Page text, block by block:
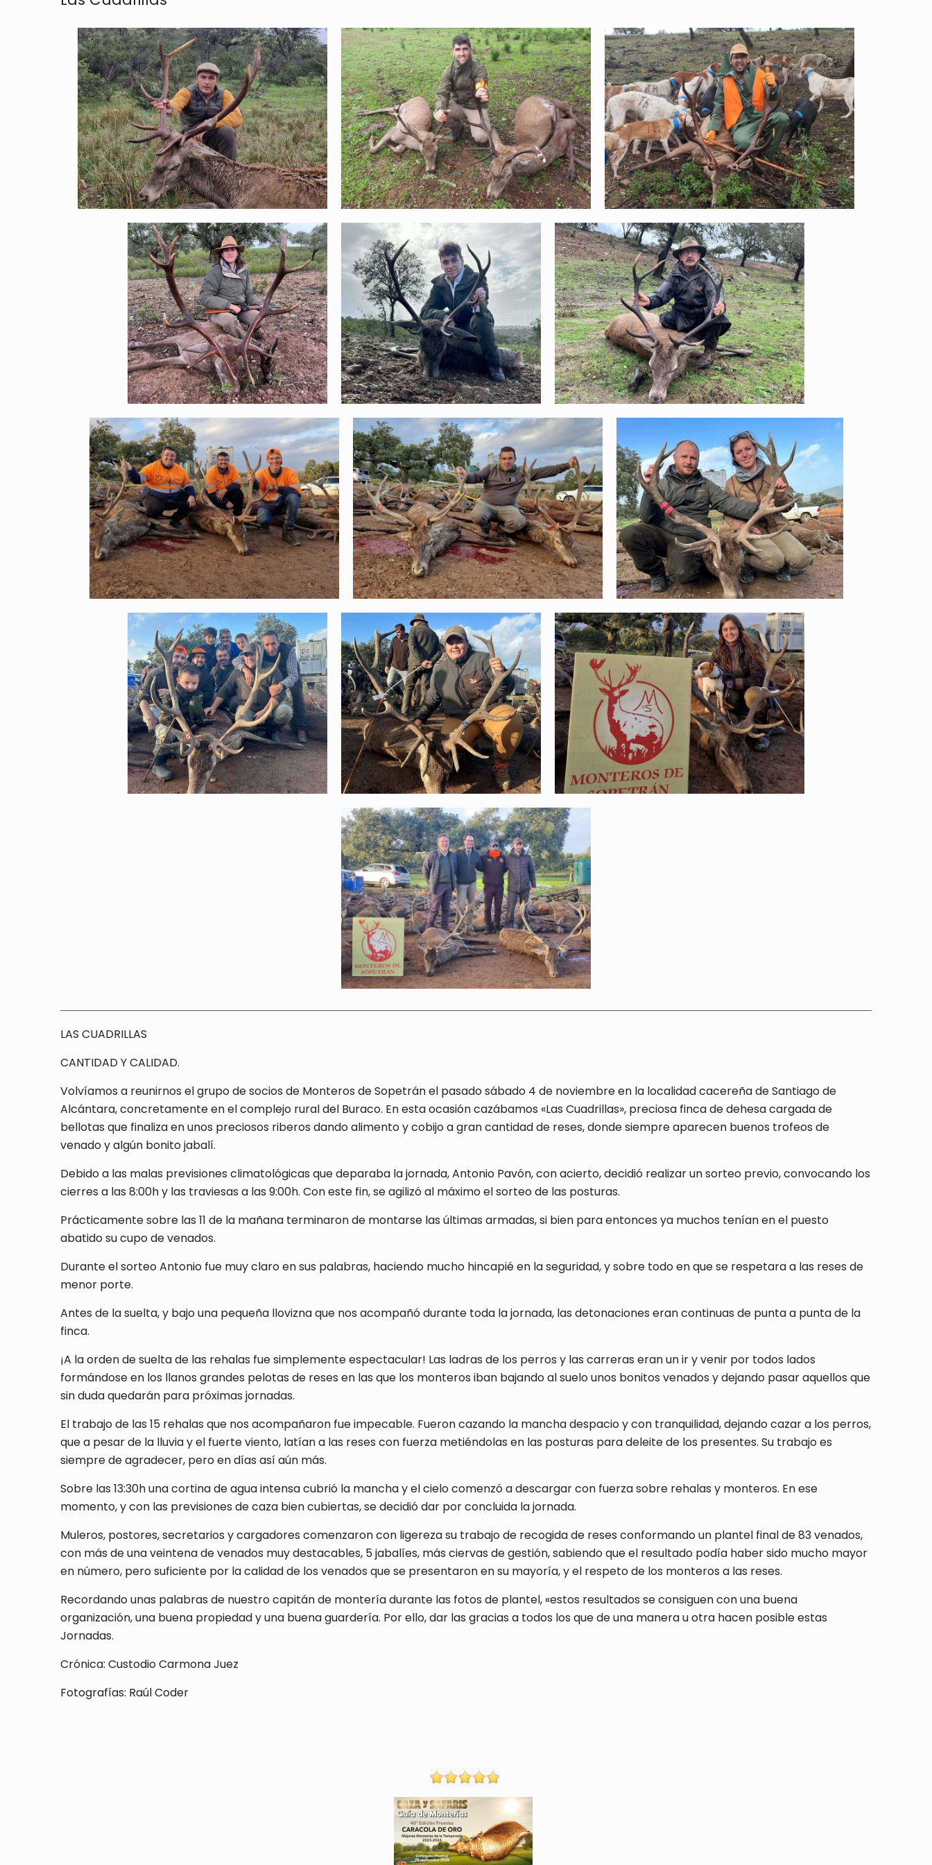
LAS CUADRILLAS
CANTIDAD Y CALIDAD.
Volvíamos a reunirnos el grupo de socios de Monteros de Sopetrán el pasado sábado 4 de noviembre en la localidad cacereña de Santiago de
Alcántara, concretamente en el complejo rural del Buraco. En esta ocasión cazábamos «Las Cuadrillas», preciosa finca de dehesa cargada de
bellotas que finaliza en unos preciosos riberos dando alimento y cobijo a gran cantidad de reses, donde siempre aparecen buenos trofeos de
venado y algún bonito jabalí.
Debido a las malas previsiones climatológicas que deparaba la jornada, Antonio Pavón, con acierto, decidió realizar un sorteo previo, convocando los
cierres a las 8:00h y las traviesas a las 9:00h. Con este fin, se agilizó al máximo el sorteo de las posturas.
Prácticamente sobre las 11 de la mañana terminaron de montarse las últimas armadas, si bien para entonces ya muchos tenían en el puesto
abatido su cupo de venados.
Durante el sorteo Antonio fue muy claro en sus palabras, haciendo mucho hincapié en la seguridad, y sobre todo en que se respetara a las reses de
menor porte.
Antes de la suelta, y bajo una pequeña llovizna que nos acompañó durante toda la jornada, las detonaciones eran continuas de punta a punta de la
finca.
¡A la orden de suelta de las rehalas fue simplemente espectacular! Las ladras de los perros y las carreras eran un ir y venir por todos lados
formándose en los llanos grandes pelotas de reses en las que los monteros iban bajando al suelo unos bonitos venados y dejando pasar aquellos que
sin duda quedarán para próximas jornadas.
El trabajo de las 15 rehalas que nos acompañaron fue impecable. Fueron cazando la mancha despacio y con tranquilidad, dejando cazar a los perros,
que a pesar de la lluvia y el fuerte viento, latían a las reses con fuerza metiéndolas en las posturas para deleite de los presentes. Su trabajo es
siempre de agradecer, pero en días así aún más.
Sobre las 13:30h una cortina de agua intensa cubrió la mancha y el cielo comenzó a descargar con fuerza sobre rehalas y monteros. En ese
momento, y con las previsiones de caza bien cubiertas, se decidió dar por concluida la jornada.
Muleros, postores, secretarios y cargadores comenzaron con ligereza su trabajo de recogida de reses conformando un plantel final de 83 venados,
con más de una veintena de venados muy destacables, 5 jabalíes, más ciervas de gestión, sabiendo que el resultado podía haber sido mucho mayor
en número, pero suficiente por la calidad de los venados que se presentaron en su mayoría, y el respeto de los monteros a las reses.
Recordando unas palabras de nuestro capitán de montería durante las fotos de plantel, «estos resultados se consiguen con una buena
organización, una buena propiedad y una buena guardería. Por ello, dar las gracias a todos los que de una manera u otra hacen posible estas
Jornadas.
Crónica: Custodio Carmona Juez
Fotografías: Raúl Coder